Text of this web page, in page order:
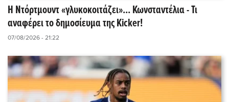
Η Ντόρτμουντ «γλυκοκοιτάζει»... Κωνσταντέλια - Τι
αναφέρει το δημοσίευμα της Kicker!
07/08/2026 - 21:22